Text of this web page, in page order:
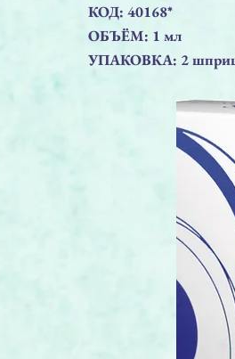
КОД: 40168*
ОБЪЁМ: 1 мл
УПАКОВКА: 2